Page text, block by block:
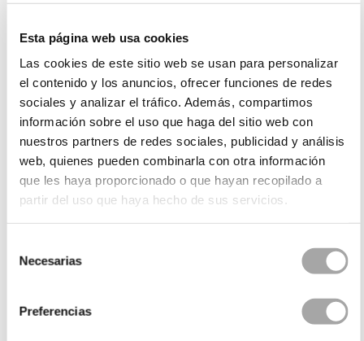
Esta página web usa cookies
Las cookies de este sitio web se usan para personalizar
el contenido y los anuncios, ofrecer funciones de redes
sociales y analizar el tráfico. Además, compartimos
información sobre el uso que haga del sitio web con
nuestros partners de redes sociales, publicidad y análisis
web, quienes pueden combinarla con otra información
que les haya proporcionado o que hayan recopilado a
partir del uso que haya hecho de sus servicios.
Necesarias
Preferencias